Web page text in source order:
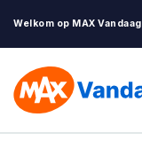
Welkom op MAX Vandaag